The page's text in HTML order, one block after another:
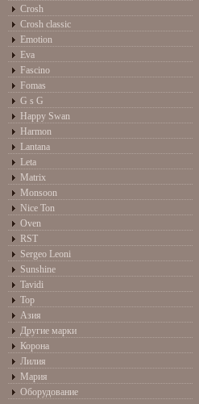
Crosh
Crosh classic
Emotion
Eva
Fascino
Fomas
G s G
Happy Swan
Harmon
Lantana
Leta
Matrix
Monsoon
Nice Ton
Oven
RST
Sergeo Leoni
Sunshine
Tavidi
Top
Азия
Другие марки
Корона
Лилия
Мария
Оборудование